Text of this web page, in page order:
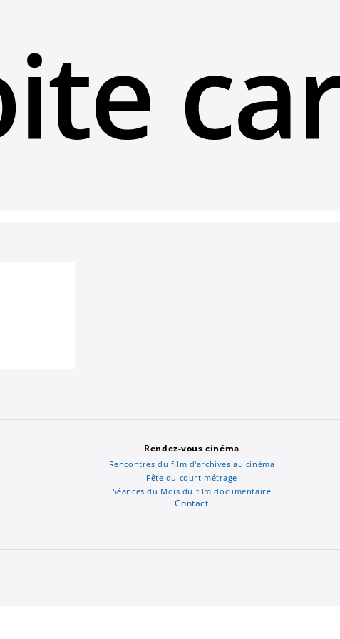
Rendez-vous cinéma
Rencontres du film d'archives au cinéma
Fête du court métrage
Séances du Mois du film documentaire
Contact